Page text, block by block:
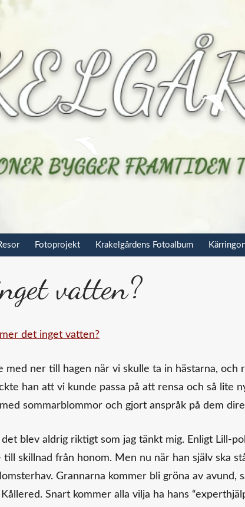
Fotoprojekt Krakelgårdens Fotoalbum
vatten?
ner till hagen när vi skulle ta in hästarna, och
han att vi kunde passa på att rensa och så lite
sommarblommor och gjort anspråk på dem
blev aldrig riktigt som jag tänkt mig. Enligt Lill-
skillnad från honom. Men nu när han själv ska
Grannarna kommer bli gröna av avund,
Snart kommer alla vilja ha hans